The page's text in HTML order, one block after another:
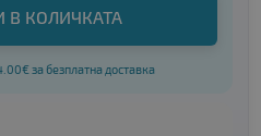
В КОЛИЧКАТА
за безплатна доставка